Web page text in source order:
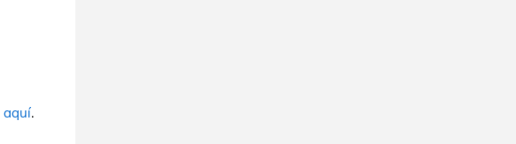
aquí.